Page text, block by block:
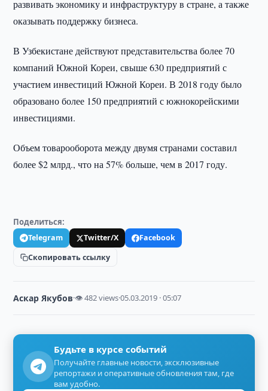
развивать экономику и инфраструктуру в стране, а также
оказывать поддержку бизнеса.
В Узбекистане действуют представительства более 70
компаний Южной Кореи, свыше 630 предприятий с
участием инвестиций Южной Кореи. В 2018 году было
образовано более 150 предприятий с южнокорейскими
инвестициями.
Объем товарооборота между двумя странами составил
более $2 млрд., что на 57% больше, чем в 2017 году.
Поделиться:
Telegram Twitter/X
Facebook
Скопировать ссылку
Аскар Якубов·👁 482 views·05.03.2019 · 05:07
Будьте в курсе событий
Получайте главные новости, эксклюзивные
репортажи и оперативные обновления там, где
вам удобно.